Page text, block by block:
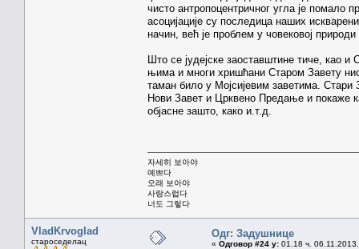
чисто антропоцентричног угла је помало
асоцијације су последица наших
начин, већ је проблем у човековој
Што се јудејске заоставштине тиче, као
њима и многи хришћани Старом Завету
таман било у Мојсијевим заветима.
Нови Завет и Црквено Предање и покаже
објасне зашто, како и.т.д.
자세히 보아야
예쁘다
오래 보아야
사랑스럽다
너도 그렇다
VladKrvoglad
староседелац
Одг: Задушнице
« Одговор #24 у: 01.18 ч.